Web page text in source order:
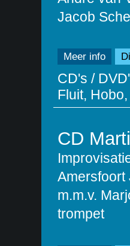
Jacob
Meer info
CD's /
Fluit,
CD
Amersfoort
m.m.v.
trompet